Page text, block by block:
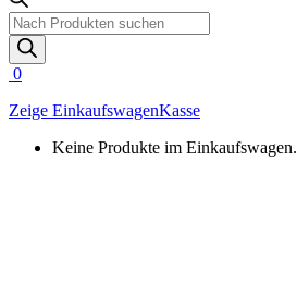
Products
search
0
Zeige EinkaufswagenKasse
Keine Produkte im Einkaufswagen.